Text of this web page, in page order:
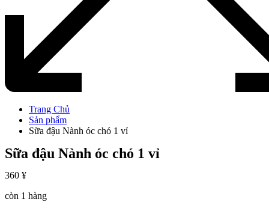
Trang Chủ
Sản phẩm
Sữa đậu Nành óc chó 1 vỉ
Sữa đậu Nành óc chó 1 vỉ
360 ¥
còn 1 hàng